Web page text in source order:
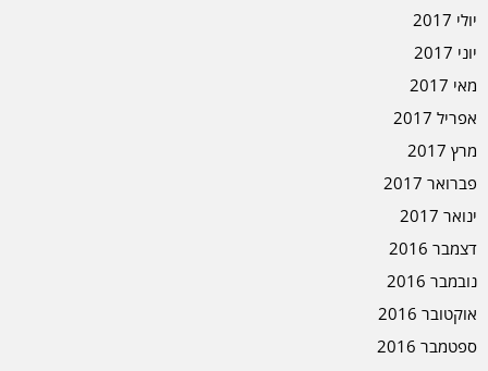
יולי 2017
יוני 2017
מאי 2017
אפריל 2017
מרץ 2017
פברואר 2017
ינואר 2017
דצמבר 2016
נובמבר 2016
אוקטובר 2016
ספטמבר 2016